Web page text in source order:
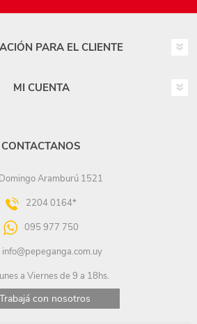
PARA EL CLIENTE
MI CUENTA
CONTACTANOS
Domingo Aramburú 1521
2204 0164*
095 977 750
info@pepeganga.com.uy
a Viernes de 9 a 18hs.
Trabajá con nosotros